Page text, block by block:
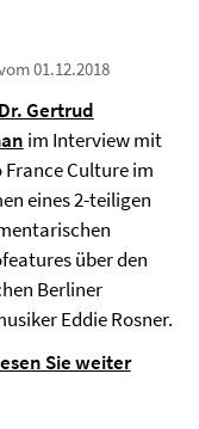
01.12.2018
Gertrud
im Interview mit
France Culture im
eines 2-teiligen
über den
Berliner
Eddie Rosner.
Sie weiter